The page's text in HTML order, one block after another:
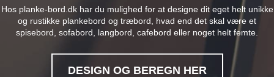
Hos planke-bord.dk har du mulighed for at designe dit eget helt unikke
og rustikke plankebord og træbord, hvad end det skal være et
spisebord, sofabord, langbord, cafebord eller noget helt femte.
DESIGN OG BEREGN HER